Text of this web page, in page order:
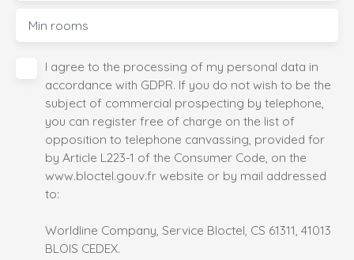
Min rooms
I agree to the processing of my personal data in
accordance with GDPR. If you do not wish to be the
subject of commercial prospecting by telephone,
you can register free of charge on the list of
opposition to telephone canvassing, provided for
by Article L223-1 of the Consumer Code, on the
www.bloctel.gouv.fr website or by mail addressed
to:
Worldline Company, Service Bloctel, CS 61311, 41013
BLOIS CEDEX.